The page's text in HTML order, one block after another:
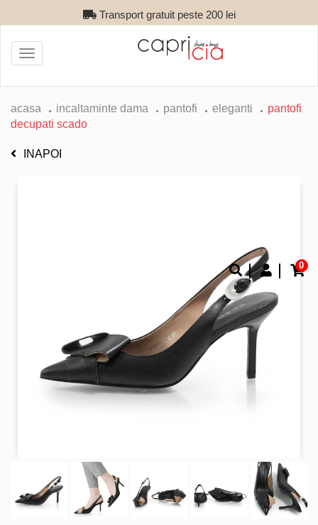
Transport gratuit peste 200 lei
0
Toggle
navigation
acasa incaltaminte dama pantofi eleganti
pantofi
decupati scado
INAPOI